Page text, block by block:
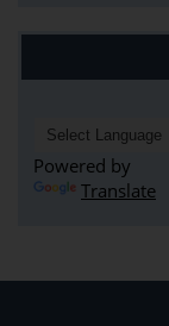
Powered by
Translate